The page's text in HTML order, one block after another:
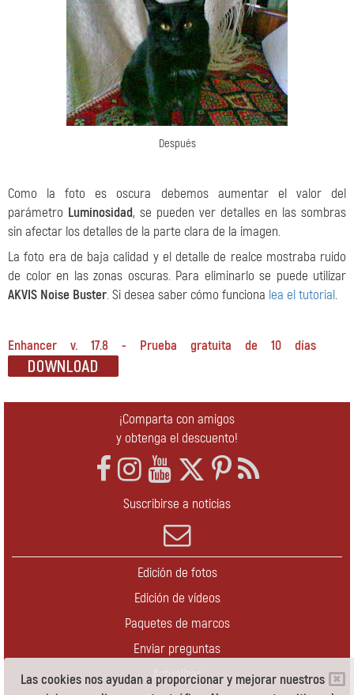
Las cookies nos ayudan a proporcionar y mejorar nuestros
Después
Como la foto es oscura debemos aumentar el valor del
parámetro Luminosidad, se pueden ver detalles en las sombras
sin afectar los detalles de la parte clara de la imagen.
La foto era de baja calidad y el detalle de realce mostraba ruido
de color en las zonas oscuras. Para eliminarlo se puede utilizar
AKVIS Noise Buster. Si desea saber cómo funciona lea el tutorial.
Enhancer v. 17.8 - Prueba gratuita de 10 días
¡Comparta con amigos
y obtenga el descuento!
Suscribirse a noticias
Edición de fotos
Edición de vídeos
Paquetes de marcos
Enviar preguntas
Actualizar